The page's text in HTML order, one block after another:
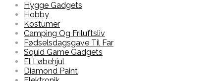
Hygge Gadgets
Hobby
Kostumer
Camping Og Friluftsliv
Fødselsdagsgave Til Far
Squid Game Gadgets
El Løbehjul
Diamond Paint